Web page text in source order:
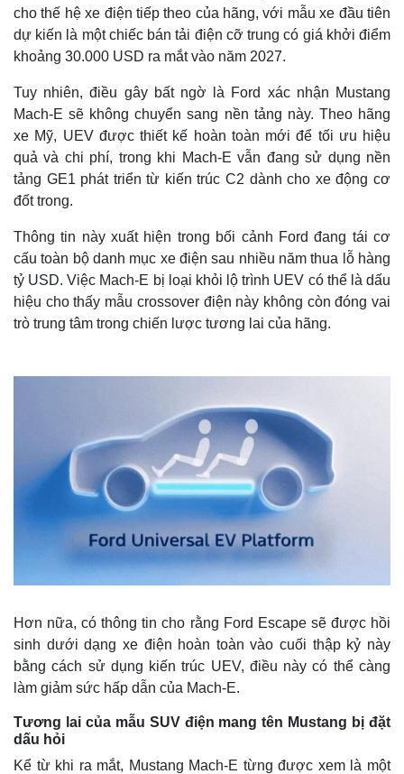
cho thế hệ xe điện tiếp theo của hãng, với mẫu xe đầu tiên
dự kiến là một chiếc bán tải điện cỡ trung có giá khởi điểm
khoảng 30.000 USD ra mắt vào năm 2027.
Tuy nhiên, điều gây bất ngờ là Ford xác nhận Mustang
Mach-E sẽ không chuyển sang nền tảng này. Theo hãng
xe Mỹ, UEV được thiết kế hoàn toàn mới để tối ưu hiệu
quả và chi phí, trong khi Mach-E vẫn đang sử dụng nền
tảng GE1 phát triển từ kiến trúc C2 dành cho xe động cơ
đốt trong.
Thông tin này xuất hiện trong bối cảnh Ford đang tái cơ
cấu toàn bộ danh mục xe điện sau nhiều năm thua lỗ hàng
tỷ USD. Việc Mach-E bị loại khỏi lộ trình UEV có thể là dấu
hiệu cho thấy mẫu crossover điện này không còn đóng vai
trò trung tâm trong chiến lược tương lai của hãng.
Hơn nữa, có thông tin cho rằng Ford Escape sẽ được hồi
sinh dưới dạng xe điện hoàn toàn vào cuối thập kỷ này
bằng cách sử dụng kiến ​​trúc UEV, điều này có thể càng
làm giảm sức hấp dẫn của Mach-E.
Tương lai của mẫu SUV điện mang tên Mustang bị đặt
dấu hỏi
Kể từ khi ra mắt, Mustang Mach-E từng được xem là một